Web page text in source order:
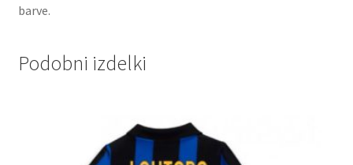
barve.
Podobni izdelki